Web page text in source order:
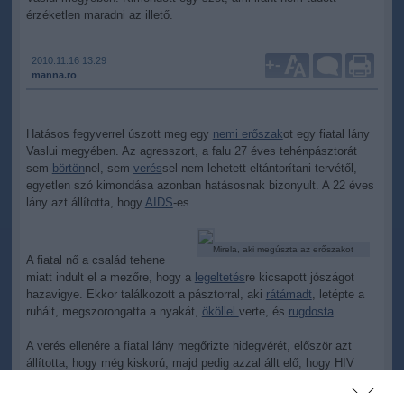
érzéketlen maradni az illető.
2010.11.16 13:29
manna.ro
+-
Hatásos fegyverrel úszott meg egy nemi erőszakot egy fiatal lány
Vaslui megyében. Az agresszort, a falu 27 éves tehénpásztorát
sem börtönnel, sem veréssel nem lehetett eltántorítani tervétől,
egyetlen szó kimondása azonban hatásosnak bizonyult. A 22 éves
lány azt állította, hogy AIDS-es.
Mirela, aki megúszta az erőszakot
A fiatal nő a család tehene
miatt indult el a mezőre, hogy a legeltetésre kicsapott jószágot
hazavigye. Ekkor találkozott a pásztorral, aki rátámadt , letépte a
ruháit, megszorongatta a nyakát, ököllel verte, és rugdosta
A verés ellenére a fiatal lány megőrizte hidegvérét, először azt
állította, hogy még kiskorú, majd pedig azzal állt elő, hogy HIV